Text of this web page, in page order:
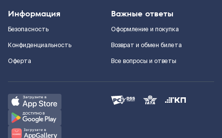
Информация
Безопасность
Конфиденциальность
Оферта
Важные ответы
Оформление и покупка
Возврат и обмен билета
Все вопросы и ответы